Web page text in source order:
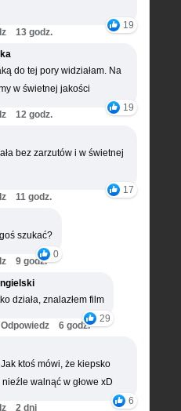
19
13 godz.
do tej pory widziałam. Na
w świetnej jakości
19
12 godz.
bez zarzutów i w świetnej
17
11 godz.
szukać?
0
9 godz.
działa, znalazłem film
29
Odpowiedz
6 godz.
ktoś mówi, że kiepsko
walnąć w głowe xD
6
2 dni